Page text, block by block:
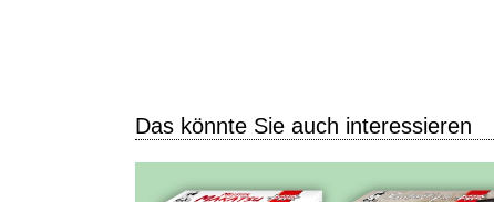
Das könnte Sie auch interessieren